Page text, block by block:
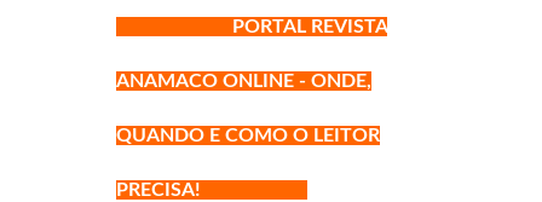
PORTAL REVISTA
ANAMACO ONLINE - ONDE,
QUANDO E COMO O LEITOR
PRECISA!